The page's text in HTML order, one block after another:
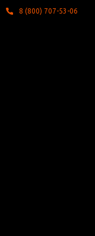
8 (800) 707-53-06